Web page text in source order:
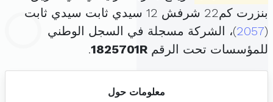
بنزرت كم22 شرفش 12 سيدي ثابت سيدي ثابت
(
2057)، الشركة مسجلة في السجل الوطني
للمؤسسات تحت الرقم 1825701R
.
معلومات حول